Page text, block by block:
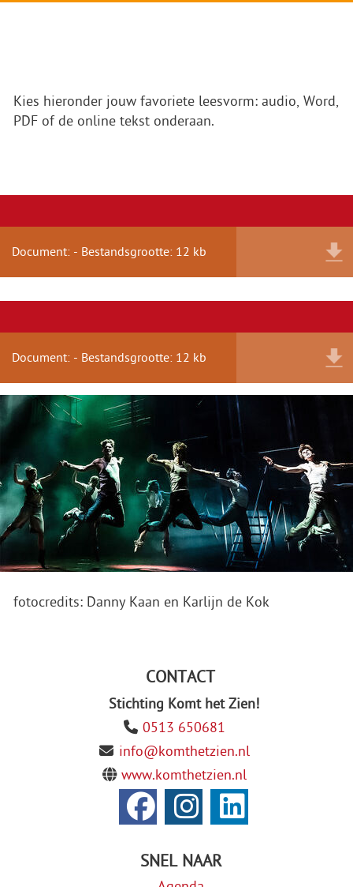
Kies hieronder jouw favoriete leesvorm: audio, Word,
PDF of de online tekst onderaan.
Document: - Bestandsgrootte: 12 kb
Document: - Bestandsgrootte: 12 kb
fotocredits: Danny Kaan en Karlijn de Kok
CONTACT
Stichting Komt het Zien!
0513 650681
info@komthetzien.nl
www.komthetzien.nl
SNEL NAAR